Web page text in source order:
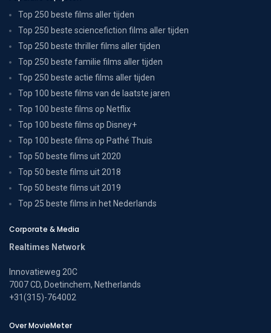
Top 250 beste films aller tijden
Top 250 beste sciencefiction films aller tijden
Top 250 beste thriller films aller tijden
Top 250 beste familie films aller tijden
Top 250 beste actie films aller tijden
Top 100 beste films van de laatste jaren
Top 100 beste films op Netflix
Top 100 beste films op Disney+
Top 100 beste films op Pathé Thuis
Top 50 beste films uit 2020
Top 50 beste films uit 2018
Top 50 beste films uit 2019
Top 25 beste films in het Nederlands
Corporate & Media
Realtimes Network
Innovatieweg 20C
7007 CD, Doetinchem, Netherlands
+31(315)-764002
Over MovieMeter